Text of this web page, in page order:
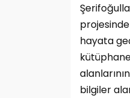
hayata
bilgiler